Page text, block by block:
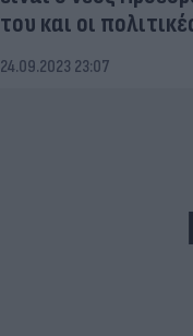
του και οι
24.09.2023 23:07